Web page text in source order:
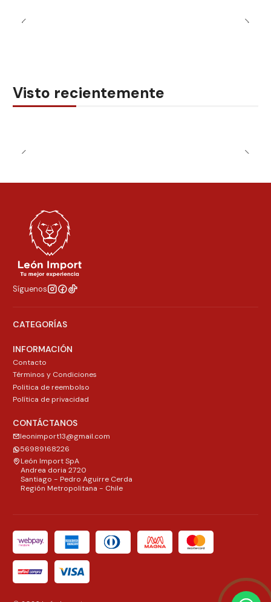
Visto recientemente
Síguenos
CATEGORÍAS
INFORMACIÓN
Contacto
Términos y Condiciones
Politica de reembolso
Política de privacidad
CONTÁCTANOS
leonimport13@gmail.com
56989168226
León Import SpA
Andrea doria 2720
Santiago - Pedro Aguirre Cerda
Región Metropolitana - Chile